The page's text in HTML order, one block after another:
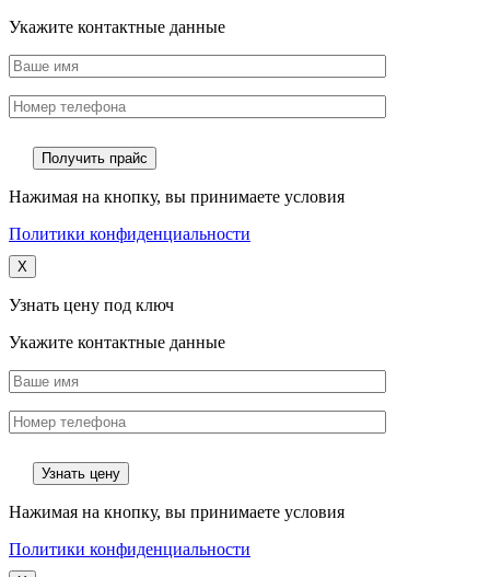
Укажите контактные данные
Нажимая на кнопку, вы принимаете условия
Политики конфиденциальности
X
Узнать цену под ключ
Укажите контактные данные
Нажимая на кнопку, вы принимаете условия
Политики конфиденциальности